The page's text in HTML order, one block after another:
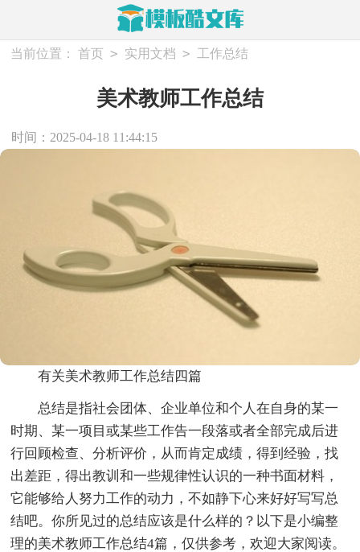
当前位置： 首页 > 实用文档 > 工作总结
美术教师工作总结
时间：2025-04-18 11:44:15
有关美术教师工作总结四篇
总结是指社会团体、企业单位和个人在自身的某一
时期、某一项目或某些工作告一段落或者全部完成后进
行回顾检查、分析评价，从而肯定成绩，得到经验，找
出差距，得出教训和一些规律性认识的一种书面材料，
它能够给人努力工作的动力，不如静下心来好好写写总
结吧。你所见过的总结应该是什么样的？以下是小编整
理的美术教师工作总结4篇，仅供参考，欢迎大家阅读。